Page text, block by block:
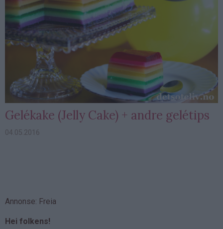
Gelékake (Jelly Cake) + andre gelétips
04.05.2016
Annonse: Freia
Hei folkens!